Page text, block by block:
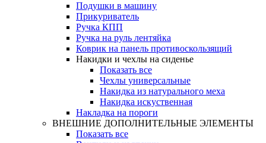
Подушки в машину
Прикуриватель
Ручка КПП
Ручка на руль лентяйка
Коврик на панель противоскользящий
Накидки и чехлы на сиденье
Показать все
Чехлы универсальные
Накидка из натурального меха
Накидка искуственная
Накладка на пороги
ВНЕШНИЕ ДОПОЛНИТЕЛЬНЫЕ ЭЛЕМЕНТЫ
Показать все